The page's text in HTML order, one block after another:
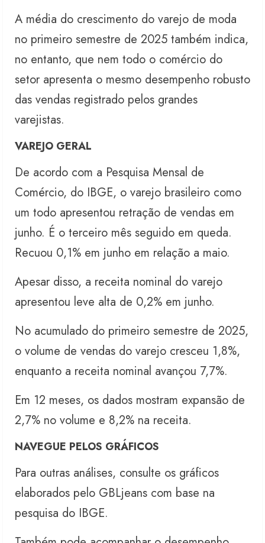
A média do crescimento do varejo de moda
no primeiro semestre de 2025 também indica,
no entanto, que nem todo o comércio do
setor apresenta o mesmo desempenho robusto
das vendas registrado pelos grandes
varejistas.
VAREJO GERAL
De acordo com a Pesquisa Mensal de
Comércio, do IBGE, o varejo brasileiro como
um todo apresentou retração de vendas em
junho. É o terceiro mês seguido em queda.
Recuou 0,1% em junho em relação a maio.
Apesar disso, a receita nominal do varejo
apresentou leve alta de 0,2% em junho.
No acumulado do primeiro semestre de 2025,
o volume de vendas do varejo cresceu 1,8%,
enquanto a receita nominal avançou 7,7%.
Em 12 meses, os dados mostram expansão de
2,7% no volume e 8,2% na receita.
NAVEGUE PELOS GRÁFICOS
Para outras análises, consulte os gráficos
elaborados pelo GBLjeans com base na
pesquisa do IBGE.